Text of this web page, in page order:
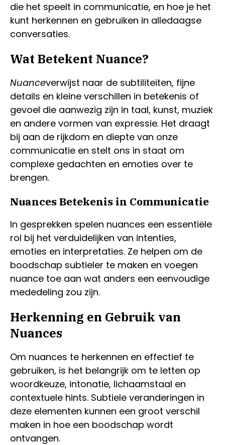
die het speelt in communicatie, en hoe je het
kunt herkennen en gebruiken in alledaagse
conversaties.
Wat Betekent Nuance?
Nuanceverwijst naar de subtiliteiten, fijne
details en kleine verschillen in betekenis of
gevoel die aanwezig zijn in taal, kunst, muziek
en andere vormen van expressie. Het draagt
bij aan de rijkdom en diepte van onze
communicatie en stelt ons in staat om
complexe gedachten en emoties over te
brengen.
Nuances Betekenis in Communicatie
In gesprekken spelen nuances een essentiële
rol bij het verduidelijken van intenties,
emoties en interpretaties. Ze helpen om de
boodschap subtieler te maken en voegen
nuance toe aan wat anders een eenvoudige
mededeling zou zijn.
Herkenning en Gebruik van
Nuances
Om nuances te herkennen en effectief te
gebruiken, is het belangrijk om te letten op
woordkeuze, intonatie, lichaamstaal en
contextuele hints. Subtiele veranderingen in
deze elementen kunnen een groot verschil
maken in hoe een boodschap wordt
ontvangen.